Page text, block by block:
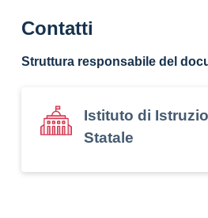
Contatti
Struttura responsabile del
Istituto di
Statale